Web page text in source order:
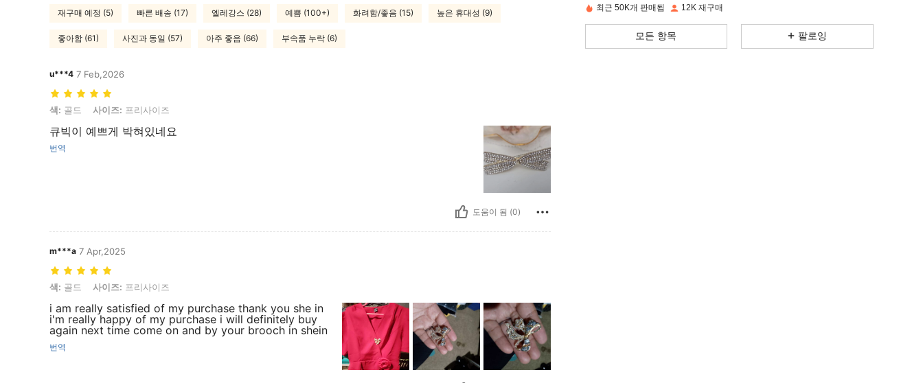
재구매 예정 (5) 빠른 배송 (17) 엘레강스 (28) 예쁨 (100+) 화려함/좋음 (15) 높은 휴대성 (9)
좋아함 (61) 사진과 동일 (57) 아주 좋음 (66) 부속품 누락 (6)
u***4 7 Feb,2026
색: 골드, 사이즈: 프리사이즈
색: 골드 사이즈: 프리사이즈
큐빅이 예쁘게 박혀있네요
번역
도움이 됨 (0)
m***a 7 Apr,2025
색: 골드, 사이즈: 프리사이즈
색: 골드 사이즈: 프리사이즈
i am really satisfied of my purchase thank you she in
i'm really happy of my purchase i will definitely buy
again next time come on and by your brooch in shein
번역
최근 50K개 판매됨 12K 재구매
모든 항목 팔로잉